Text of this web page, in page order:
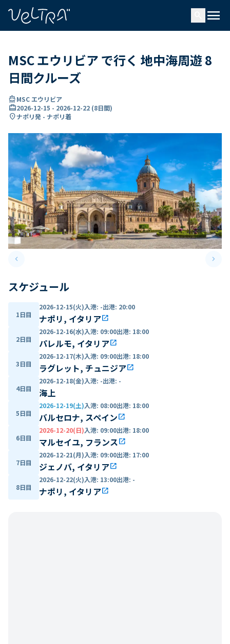
menu
MSC エウリビア で行く 地中海周遊 8
日間クルーズ
directions_boatMSC エウリビア
card_travel2026-12-15 - 2026-12-22 (8日間)
location_onナポリ発 - ナポリ着
keyboard_arrow_leftPrevious slide keyboard_arrow_right
スケジュール
1日目
2026-12-15(火)入港: -出港: 20:00
ナポリ, イタリアopen_in_new
2日目
2026-12-16(水)入港: 09:00出港: 18:00
パレルモ, イタリアopen_in_new
3日目
2026-12-17(木)入港: 09:00出港: 18:00
ラグレット, チュニジアopen_in_new
4日目
2026-12-18(金)入港: -出港: -
海上
5日目
2026-12-19(土)入港: 08:00出港: 18:00
バルセロナ, スペインopen_in_new
6日目
2026-12-20(日)入港: 09:00出港: 18:00
マルセイユ, フランスopen_in_new
7日目
2026-12-21(月)入港: 09:00出港: 17:00
ジェノバ, イタリアopen_in_new
8日目
2026-12-22(火)入港: 13:00出港: -
ナポリ, イタリアopen_in_new